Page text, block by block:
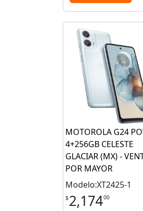
MOTOROLA G24
4+256GB CELESTE
GLACIAR (MX) -
POR MAYOR
Modelo:XT2425-1
$2,17400